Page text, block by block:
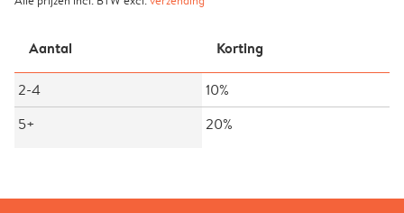
Aantal Korting
2-4
10%
5+
20%